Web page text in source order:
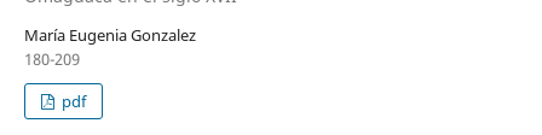
María Eugenia Gonzalez
180-209
pdf